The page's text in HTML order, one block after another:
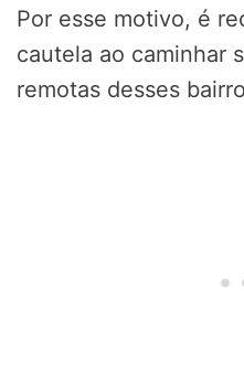
Por esse motivo, é
cautela ao caminhar
remotas desses